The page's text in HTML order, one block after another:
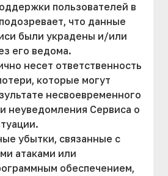
пользователей в
что данные
были украдены и/или
его ведома.
несет ответственность
которые могут
несвоевременного
неуведомления Сервиса о
убытки, связанные с
атаками или
обеспечением,